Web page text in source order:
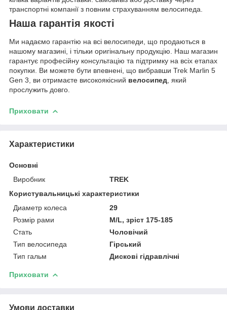
транспортні компанії з повним страхуванням велосипеда.
Наша гарантія якості
Ми надаємо гарантію на всі велосипеди, що продаються в
нашому магазині, і тільки оригінальну продукцію. Наш магазин
гарантує професійну консультацію та підтримку на всіх етапах
покупки. Ви можете бути впевнені, що вибравши Trek Marlin 5
Gen 3, ви отримаєте високоякісний велосипед , який
прослужить довго.
Приховати
Характеристики
Основні
Виробник
TREK
Користувальницькі характеристики
Диаметр колеса
29
Розмір рами
M/L, зріст 175-185
Стать
Чоловічий
Тип велосипеда
Гірський
Тип гальм
Дискові гідравлічні
Приховати
Умови доставки